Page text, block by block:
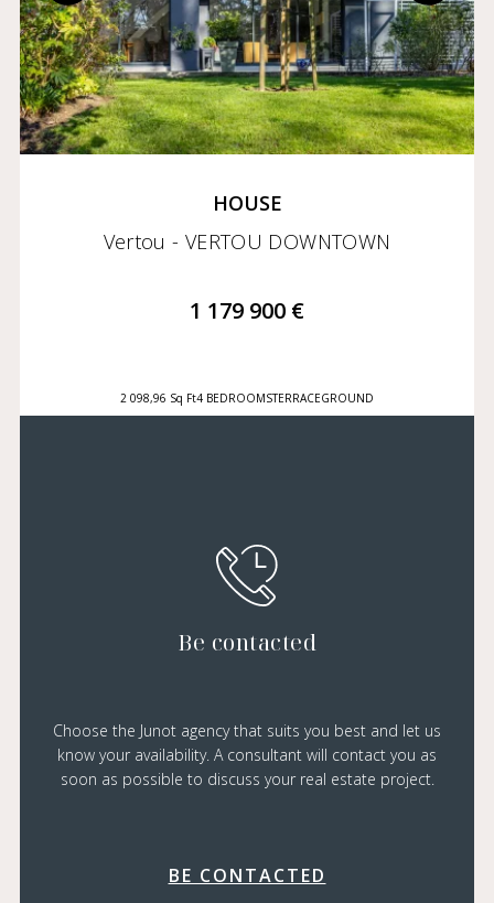
HOUSE
Vertou - VERTOU DOWNTOWN
1 179 900 €
2 098,96 Sq Ft4 BEDROOMSTERRACEGROUND
Be contacted
Choose the Junot agency that suits you best and let us
know your availability. A consultant will contact you as
soon as possible to discuss your real estate project.
BE CONTACTED